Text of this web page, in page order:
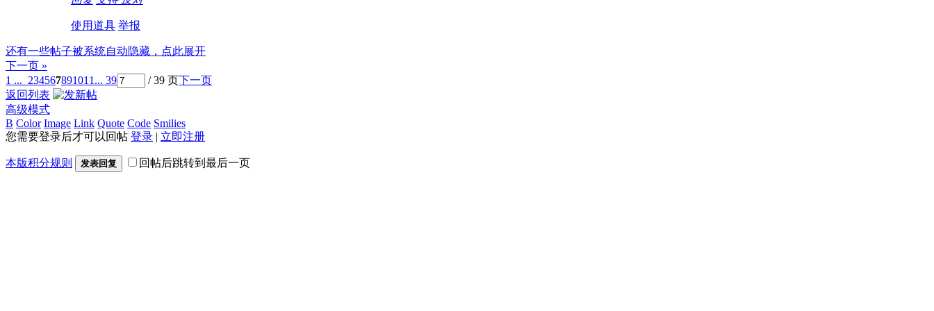
使用道具 举报
还有一些帖子被系统自动隐藏，点此展开
下一页 »
1 ... 234567891011 ... 39 / 39 页下一页
返回列表
高级模式
B Color Image Link Quote Code Smilies
您需要登录后才可以回帖 登录 | 立即注册
本版积分规则 发表回复 回帖后跳转到最后一页